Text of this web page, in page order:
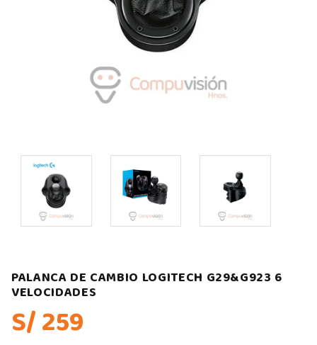
PALANCA DE CAMBIO LOGITECH G29&G923 6
VELOCIDADES
S/ 259